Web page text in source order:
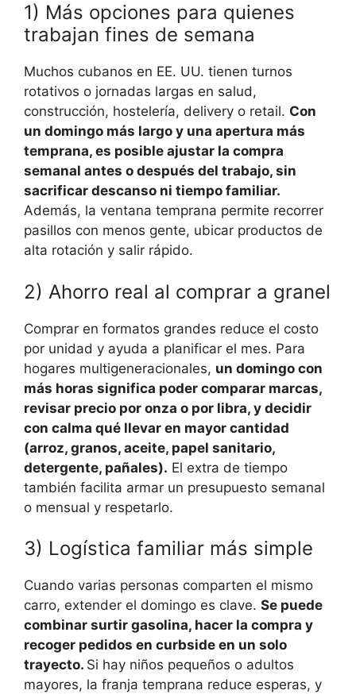
1) Más opciones para quienes
trabajan fines de semana
Muchos cubanos en EE. UU. tienen turnos
rotativos o jornadas largas en salud,
construcción, hostelería, delivery o retail. Con
un domingo más largo y una apertura más
temprana, es posible ajustar la compra
semanal antes o después del trabajo, sin
sacrificar descanso ni tiempo familiar.
Además, la ventana temprana permite recorrer
pasillos con menos gente, ubicar productos de
alta rotación y salir rápido.
2) Ahorro real al comprar a granel
Comprar en formatos grandes reduce el costo
por unidad y ayuda a planificar el mes. Para
hogares multigeneracionales, un domingo con
más horas significa poder comparar marcas,
revisar precio por onza o por libra, y decidir
con calma qué llevar en mayor cantidad
(arroz, granos, aceite, papel sanitario,
detergente, pañales). El extra de tiempo
también facilita armar un presupuesto semanal
o mensual y respetarlo.
3) Logística familiar más simple
Cuando varias personas comparten el mismo
carro, extender el domingo es clave. Se puede
combinar surtir gasolina, hacer la compra y
recoger pedidos en curbside en un solo
trayecto. Si hay niños pequeños o adultos
mayores, la franja temprana reduce esperas, y